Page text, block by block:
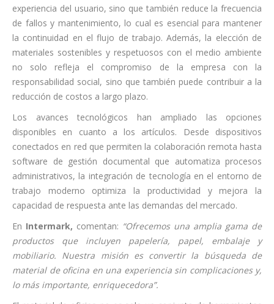
experiencia del usuario, sino que también reduce la frecuencia
de fallos y mantenimiento, lo cual es esencial para mantener
la continuidad en el flujo de trabajo. Además, la elección de
materiales sostenibles y respetuosos con el medio ambiente
no solo refleja el compromiso de la empresa con la
responsabilidad social, sino que también puede contribuir a la
reducción de costos a largo plazo.
Los avances tecnológicos han ampliado las opciones
disponibles en cuanto a los artículos. Desde dispositivos
conectados en red que permiten la colaboración remota hasta
software de gestión documental que automatiza procesos
administrativos, la integración de tecnología en el entorno de
trabajo moderno optimiza la productividad y mejora la
capacidad de respuesta ante las demandas del mercado.
En Intermark, comentan: “Ofrecemos una amplia gama de
productos que incluyen papelería, papel, embalaje y
mobiliario. Nuestra misión es convertir la búsqueda de
material de oficina en una experiencia sin complicaciones y,
lo más importante, enriquecedora”.